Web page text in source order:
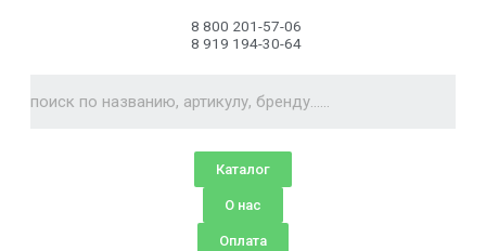
8 800 201-57-06
8 919 194-30-64
Каталог
О нас
Оплата